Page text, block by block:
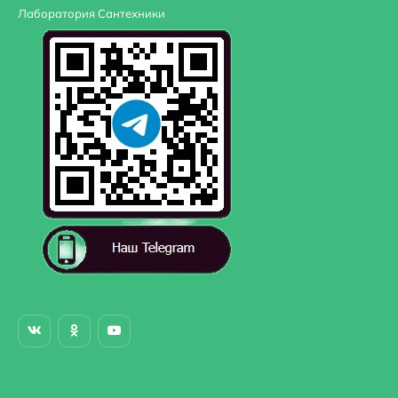
Монтаж: встраиваемый.
В комплекте поставки:
Смеситель для душа (внешняя и внутренняя части)
Гигиенический душ со смесителем (внешняя и
Верхний душ.
Кронштейн для верхнего душа.
Ручной душ.
Душевой шланг.
Шланговое подключение с держателем ручного
Лаборатория Сантехники